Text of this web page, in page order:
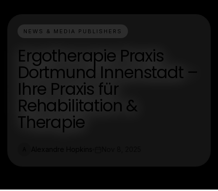
NEWS & MEDIA PUBLISHERS
Ergotherapie Praxis
Dortmund Innenstadt –
Ihre Praxis für
Rehabilitation &
Therapie